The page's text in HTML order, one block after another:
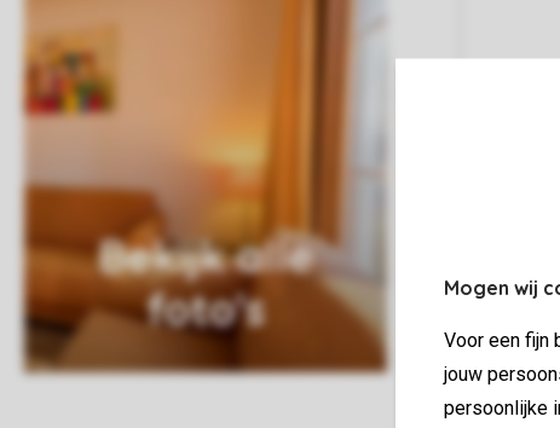
Mogen wij
Voor een fijn
jouw
persoonlijke
Bekijk alle
foto's